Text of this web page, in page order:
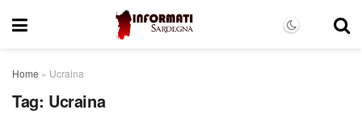
Home » Ucraina
Tag: Ucraina